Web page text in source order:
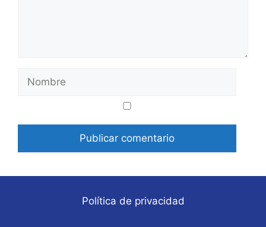
electrónico
Política de privacidad